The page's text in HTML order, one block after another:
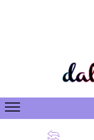
GENTI DE COLORAT